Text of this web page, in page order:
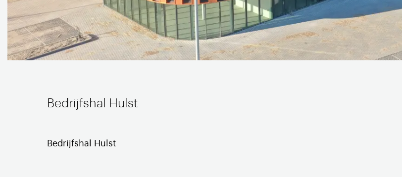
Bedrijfshal Hulst
Bedrijfshal Hulst